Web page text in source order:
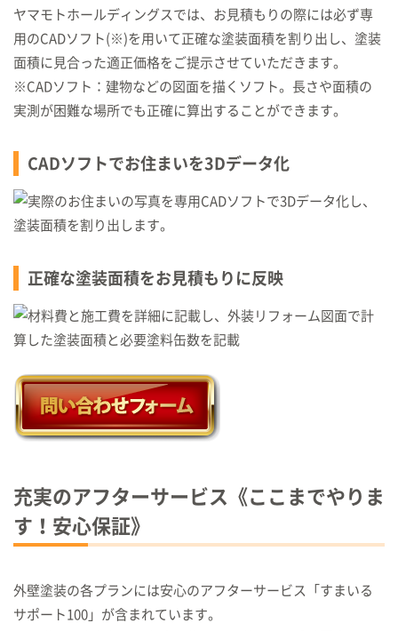
ヤマモトホールディングスでは、お見積もりの際には必ず専
用のCADソフト(※)を用いて正確な塗装面積を割り出し、塗装
面積に見合った適正価格をご提示させていただきます。
※CADソフト：建物などの図面を描くソフト。長さや面積の
実測が困難な場所でも正確に算出することができます。
CADソフトでお住まいを3Dデータ化
正確な塗装面積をお見積もりに反映
充実のアフターサービス《ここまでやりま
す！安心保証》
外壁塗装の各プランには安心のアフターサービス「すまいる
サポート100」が含まれています。